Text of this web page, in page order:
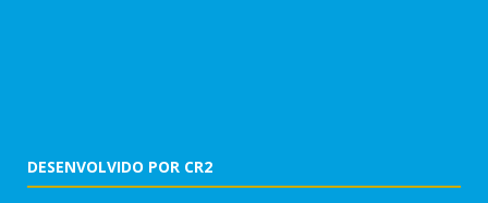
DESENVOLVIDO POR CR2